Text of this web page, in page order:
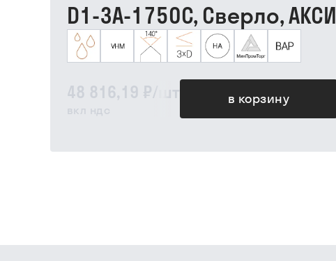
48 816,19 ₽/ шт
вкл ндс
в корзину
D1-3A-1750C, Сверло,